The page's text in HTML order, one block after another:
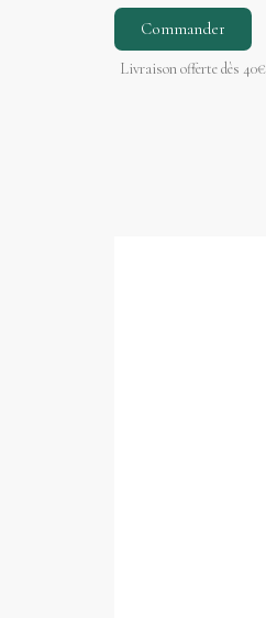
Commander
Livraison offerte dès 40€